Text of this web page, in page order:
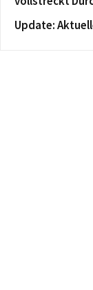
Update: